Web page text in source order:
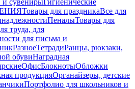
Товары для праздникаВсе для
ПеналыТовары для
труда, для
для письма и
РазноеТетрадиРанцы, рюкзаки,
обувиНаградная
ОфисБлокнотыОбложки
продукцияОрганайзеры, детские
Портфолио для школьников и